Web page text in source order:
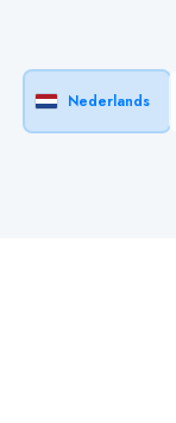
Nederlands